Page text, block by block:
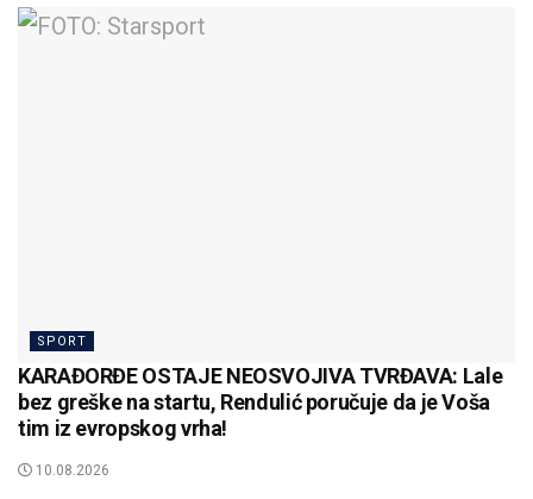
SPORT
KARAĐORĐE OSTAJE NEOSVOJIVA TVRĐAVA: Lale
bez greške na startu, Rendulić poručuje da je Voša
tim iz evropskog vrha!
10.08.2026